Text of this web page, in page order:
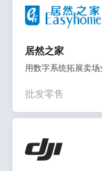
居然之家
用数字系统拓展卖
批发零售